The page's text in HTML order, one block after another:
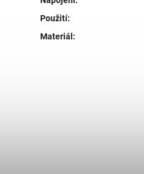
Použití:
Materiál :